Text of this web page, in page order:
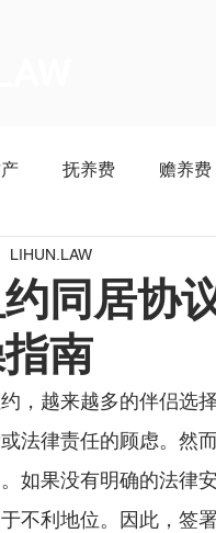
抚养费 赡养费
同居协
南
LIHUN.LAW
，越来越多的伴侣选
法律责任的顾虑。然
如果没有明确的法律
不利地位。因此，签署